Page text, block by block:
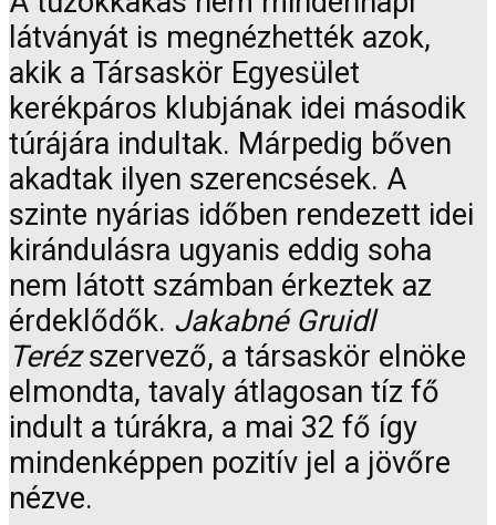
látványát is megnézhették azok,
akik a Társaskör Egyesület
kerékpáros klubjának idei második
túrájára indultak. Márpedig bőven
akadtak ilyen szerencsések. A
szinte nyárias időben rendezett idei
kirándulásra ugyanis eddig soha
nem látott számban érkeztek az
érdeklődők. Jakabné Gruidl
Terézszervező, a társaskör elnöke
elmondta, tavaly átlagosan tíz fő
indult a túrákra, a mai 32 fő így
mindenképpen pozitív jel a jövőre
nézve.